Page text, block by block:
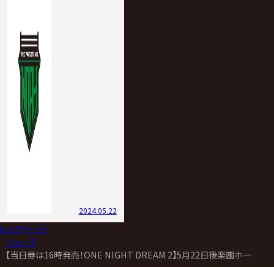
2024.05.22
トップページ
ニュース
【当日券は16時発売！ONE NIGHT DREAM 2】5月22日後楽園ホール大